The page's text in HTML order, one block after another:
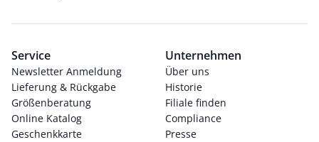
Service
Newsletter Anmeldung
Lieferung & Rückgabe
Größenberatung
Online Katalog
Geschenkkarte
Unternehmen
Über uns
Historie
Filiale finden
Compliance
Presse